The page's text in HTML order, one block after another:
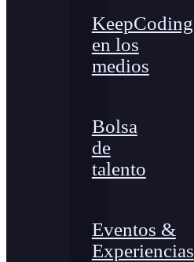
KeepCoding
en los
medios
Bolsa
de
talento
Eventos &
Experiencias